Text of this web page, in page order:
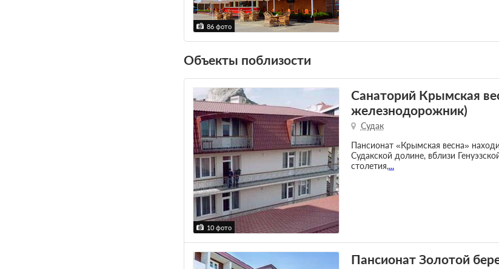
86 фото
Объекты поблизости
10 фото
Санаторий Крымская
железнодорожник)
Судак
Пансионат «Крымская весна»
Судакской долине, вблизи
столетия,...
Пансионат Золотой